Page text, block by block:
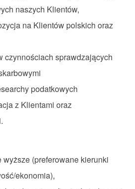
naszych Klientów,
na Klientów polskich oraz
czynnościach sprawdzających
podatkowych
z Klientami oraz
wyższe (preferowane kierunki
ekonomia),